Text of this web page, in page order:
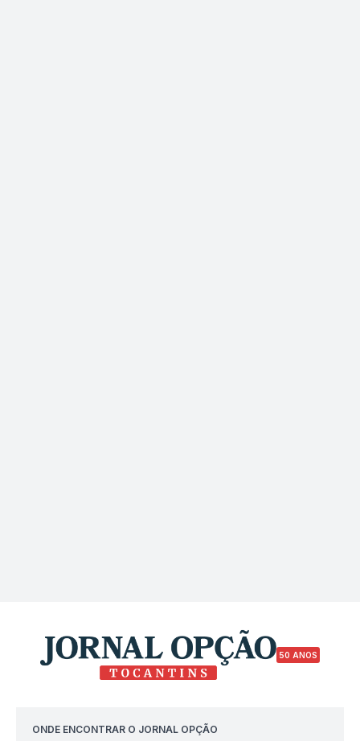
50 ANOS
ONDE ENCONTRAR O JORNAL OPÇÃO